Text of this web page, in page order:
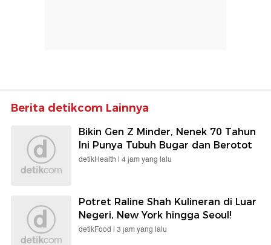
Berita detikcom Lainnya
Bikin Gen Z Minder, Nenek 70 Tahun
Ini Punya Tubuh Bugar dan Berotot
detikHealth | 4 jam yang lalu
Potret Raline Shah Kulineran di Luar
Negeri, New York hingga Seoul!
detikFood | 3 jam yang lalu